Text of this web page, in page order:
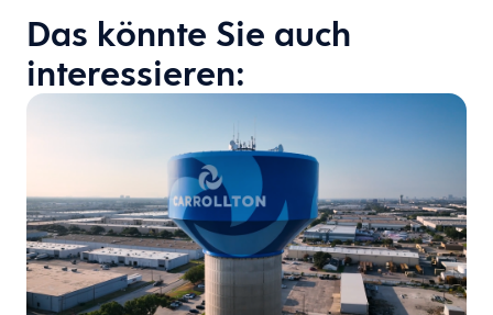
Das könnte Sie auch
interessieren: